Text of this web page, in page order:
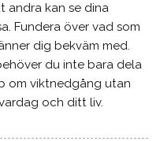
andra kan se dina
Fundera över vad som
dig bekväm med.
du inte bara dela
om viktnedgång utan
och ditt liv.